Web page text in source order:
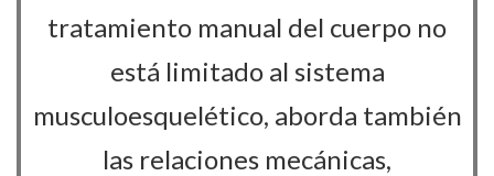
tratamiento manual del cuerpo no
está limitado al sistema
musculoesquelético, aborda también
las relaciones mecánicas,